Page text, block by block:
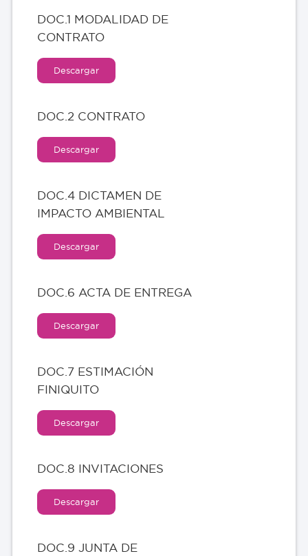
DOC.1 MODALIDAD DE
CONTRATO
Descargar
DOC.2 CONTRATO
Descargar
DOC.4 DICTAMEN DE
IMPACTO AMBIENTAL
Descargar
DOC.6 ACTA DE ENTREGA
Descargar
DOC.7 ESTIMACIÓN
FINIQUITO
Descargar
DOC.8 INVITACIONES
Descargar
DOC.9 JUNTA DE